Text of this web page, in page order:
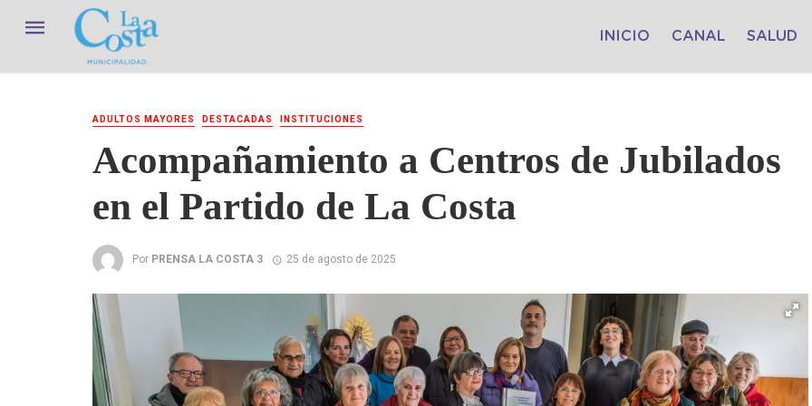
INICIO CANAL SALUD
ADULTOS MAYORES DESTACADAS INSTITUCIONES
Acompañamiento a Centros de Jubilados
en el Partido de La Costa
Por PRENSA LA COSTA 3 25 de agosto de 2025